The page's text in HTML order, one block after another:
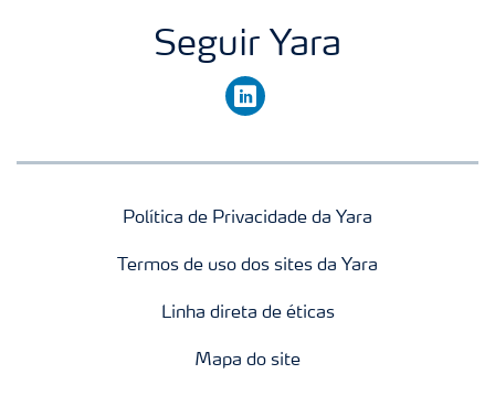
Seguir Yara
linkedin
Política de Privacidade da Yara
Termos de uso dos sites da Yara
Linha direta de éticas
Mapa do site